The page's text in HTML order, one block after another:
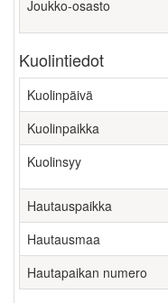
Joukko-osasto
Kuolintiedot
Kuolinpäivä
Kuolinpaikka
Kuolinsyy
Hautauspaikka
Hautausmaa
Hautapaikan numero